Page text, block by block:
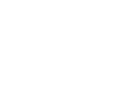
de
contraste (PR) e